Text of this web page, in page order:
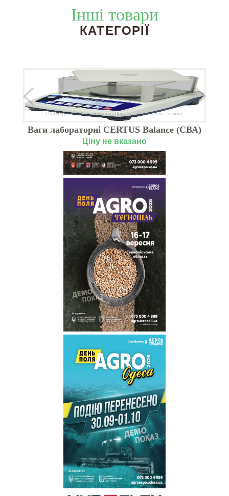
Інші товари
КАТЕГОРІЇ
Ваги лабораторні CERTUS Balance (СВА)
Ціну не вказано